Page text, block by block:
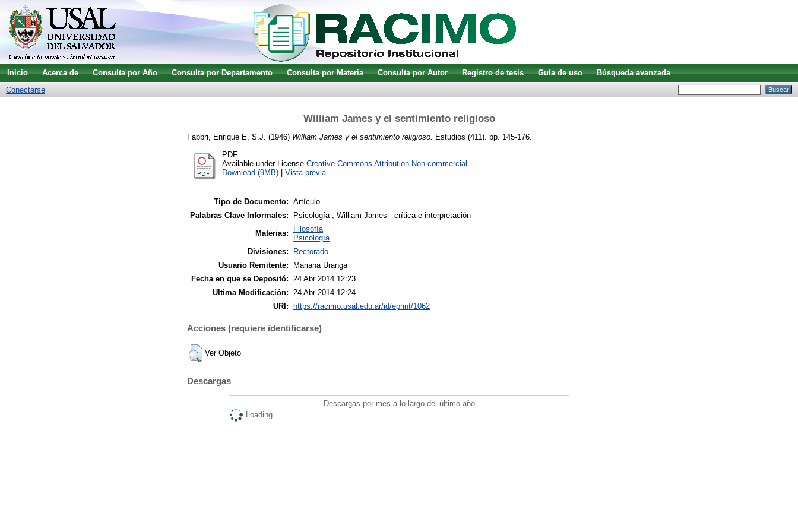
Inicio Acerca de Consulta por Año Consulta por Departamento Consulta por Materia Consulta por Autor Registro de tesis Guía de uso
Búsqueda avanzada
Conectarse
William James y el sentimiento religioso
Fabbri, Enrique E, S.J. (1946) William James y el sentimiento religioso. Estudios (411). pp. 145-176.
PDF
Available under License Creative Commons Attribution Non-commercial .
Download (9MB)
Vista previa
Tipo de Documento: Artículo
Palabras Clave Informales:
Psicología ; William James - crítica e interpretación
Materias:
Filosofía
Psicología
Divisiones:
Rectorado
Usuario Remitente:
Mariana Uranga
Fecha en que se Depositó: 24 Abr 2014 12:23
Ultima Modificación: 24 Abr 2014 12:24
URI:
https://racimo.usal.edu.ar/id/eprint/1062
Acciones (requiere identificarse)
Ver Objeto
Descargas
Descargas por mes a lo largo del último año
Loading...